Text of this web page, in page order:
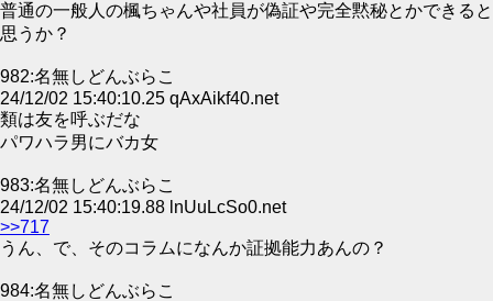
普通の一般人の楓ちゃんや社員が偽証や完全黙秘とかできると
思うか？
982:名無しどんぶらこ
24/12/02 15:40:10.25 qAxAikf40.net
類は友を呼ぶだな
パワハラ男にバカ女
983:名無しどんぶらこ
24/12/02 15:40:19.88 lnUuLcSo0.net
>>717
うん、で、そのコラムになんか証拠能力あんの？
984:名無しどんぶらこ